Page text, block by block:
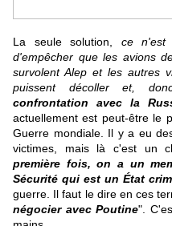
La seule solution, ce n'est
d'empêcher que les avions
survolent Alep et les autres
puissent décoller et,
confrontation avec la
actuellement est peut-être le
Guerre mondiale. Il y a eu
victimes, mais là c'est un
première fois, on a un
Sécurité qui est un État
guerre. Il faut le dire en ces
négocier avec Poutine".